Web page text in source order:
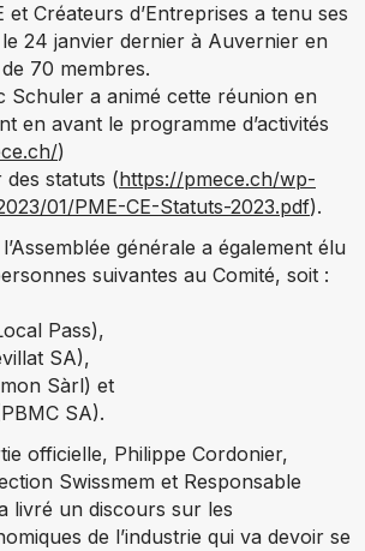
et Créateurs d’Entreprises a tenu ses
24 janvier dernier à Auvernier en
70 membres.
Schuler a animé cette réunion en
en avant le programme d’activités
)
des statuts (https://pmece.ch/wp-
01/PME-CE-Statuts-2023.pdf).
générale a également élu
suivantes au Comité, soit :
Pass),
SA),
Sàrl) et
SA).
officielle, Philippe Cordonier,
Swissmem et Responsable
livré un discours sur les
de l’industrie qui va devoir se